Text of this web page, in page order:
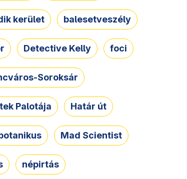
kerület balesetveszély
Detective Kelly foci
Soroksár
Palotája Határ út
Mad Scientist
népirtás